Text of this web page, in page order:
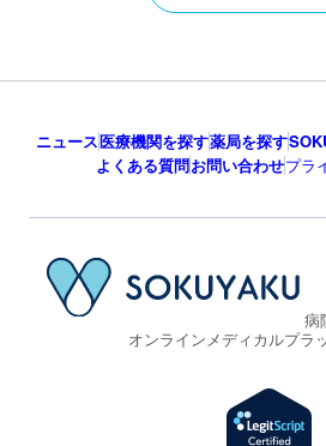
ニュース医療機関を探す薬局を探す
よくある質問お問い合わせプラ
病
オンラインメディカルプラ